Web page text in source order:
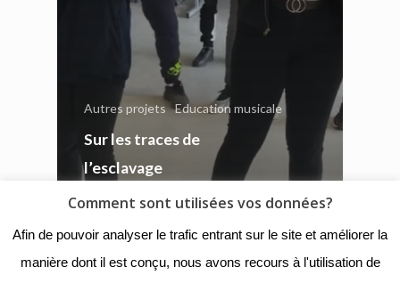
Autres projets Education musicale
Sur les traces de
l’esclavage
Comment sont utilisées vos données?
Afin de pouvoir analyser le trafic entrant sur le site et améliorer la
manière dont il est conçu, nous avons recours à l'utilisation de